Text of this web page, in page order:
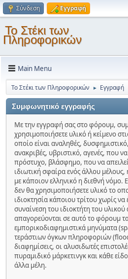
Σύνδεση Εγγραφή
Το Στέκι των
Πληροφορικών
Main Menu
Το Στέκι των Πληροφορικών ► Εγγραφή
Συμφωνητικό εγγραφής
Με την εγγραφή σας στο φόρουμ,
χρησιμοποιήσετε υλικό ή κείμενο
οποίο είναι αναληθές,
ανακριβές, υβριστικό, αγενές, που
πρόστυχο, βλάσφημο, που να
ιδιωτική σφαίρα ενός άλλου μέλους,
με κάποιον ελληνικό η διεθνή νόμο.
δεν θα χρησιμοποιήσετε υλικό το
ιδιοκτησία κάποιου τρίτου χωρίς να
συναίνεση του ιδιοκτήτη του
απαγορεύονται σε αυτό το φόρουμ
εμπορικοδιαφημιστικά μηνύματα
τεράστιων όγκων πληροφοριών
διαφημίσεις, οι αλυσιδωτές
πυραμιδικό μάρκετινγκ και κάθε
άλλα μέλη.